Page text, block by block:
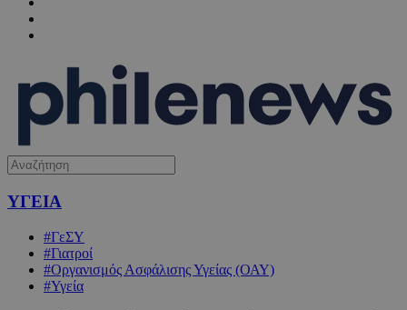
ΥΓΕΙΑ
#ΓεΣΥ
#Γιατροί
#Οργανισμός Ασφάλισης Υγείας (ΟΑΥ)
#Υγεία